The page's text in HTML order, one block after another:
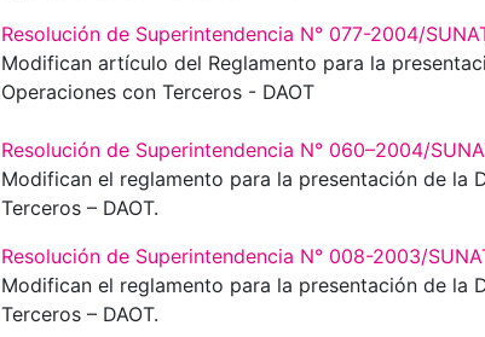
Resolución de Superintendencia N° 077-2004/
Modifican artículo del Reglamento para la
Operaciones con Terceros - DAOT
Resolución de Superintendencia N° 060–2004/
Modifican el reglamento para la presentación de la
Terceros – DAOT.
Resolución de Superintendencia N° 008-2003/
Modifican el reglamento para la presentación de la
Terceros – DAOT.